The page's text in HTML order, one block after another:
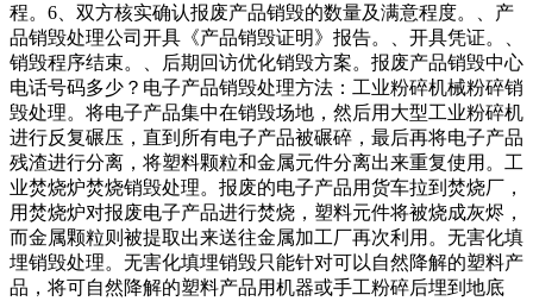
程。6、双方核实确认报废产品销毁的数量及满意程度。、产
品销毁处理公司开具《产品销毁证明》报告。、开具凭证。、
销毁程序结束。、后期回访优化销毁方案。报废产品销毁中心
电话号码多少？电子产品销毁处理方法：工业粉碎机械粉碎销
毁处理。将电子产品集中在销毁场地，然后用大型工业粉碎机
进行反复碾压，直到所有电子产品被碾碎，最后再将电子产品
残渣进行分离，将塑料颗粒和金属元件分离出来重复使用。工
业焚烧炉焚烧销毁处理。报废的电子产品用货车拉到焚烧厂，
用焚烧炉对报废电子产品进行焚烧，塑料元件将被烧成灰烬，
而金属颗粒则被提取出来送往金属加工厂再次利用。无害化填
埋销毁处理。无害化填埋销毁只能针对可以自然降解的塑料产
品，将可自然降解的塑料产品用机器或手工粉碎后埋到地底